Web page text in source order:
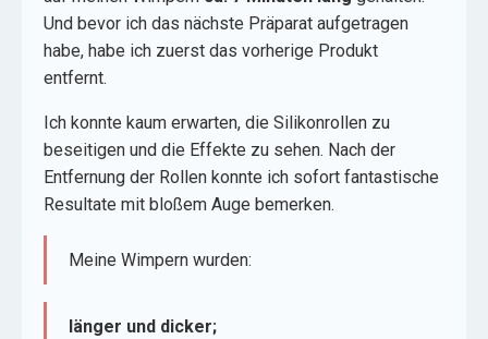
Und bevor ich das nächste Präparat aufgetragen
habe, habe ich zuerst das vorherige Produkt
entfernt.
Ich konnte kaum erwarten, die Silikonrollen zu
beseitigen und die Effekte zu sehen. Nach der
Entfernung der Rollen konnte ich sofort fantastische
Resultate mit bloßem Auge bemerken.
Meine Wimpern wurden:
länger und dicker;